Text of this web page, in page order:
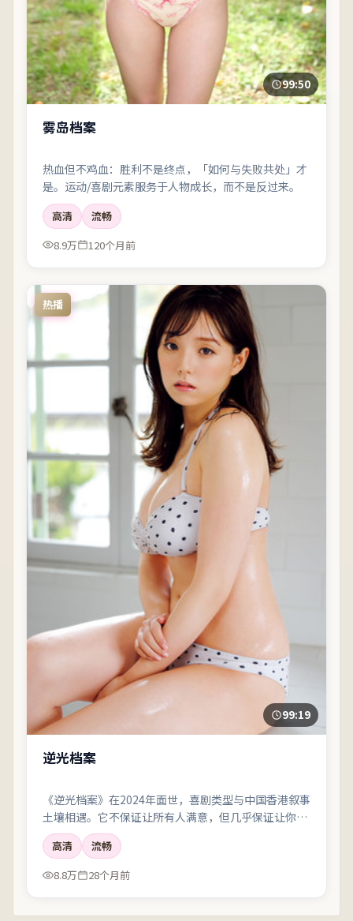
99:50
雾岛档案
热血但不鸡血：胜利不是终点，「如何与失败共处」才
是。运动/喜剧元素服务于人物成长，而不是反过来。
高清
流畅
8.9万
120个月前
热播
99:19
逆光档案
《逆光档案》在2024年面世，喜剧类型与中国香港叙事
土壤相遇。它不保证让所有人满意，但几乎保证让你记
住一两个镜头、一两句对白，以及散场后心里那点挥之
不去的回声。
高清
流畅
8.8万
28个月前